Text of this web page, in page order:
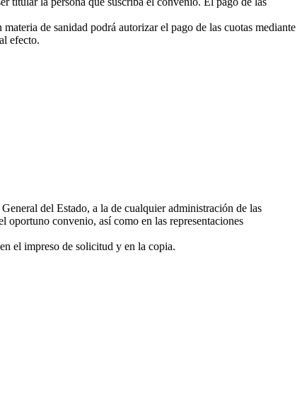
de sanidad podrá autorizar el pago de las cuotas mediante
efecto.
del Estado, a la de cualquier administración de las
oportuno convenio, así como en las representaciones
el impreso de solicitud y en la copia.